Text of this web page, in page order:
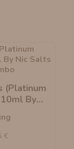
(Platinum
By
€